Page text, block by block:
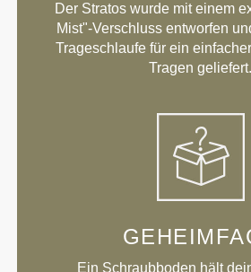
Der Stratos wurde mit einem
Mist"-Verschluss entworfen
Trageschlaufe für ein
Tragen geliefert.
Ein Schraubboden hält